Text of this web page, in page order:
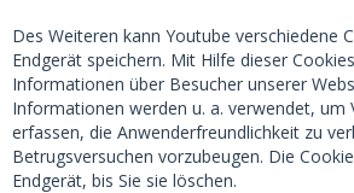
Des Weiteren kann Youtube verschiedene
Endgerät speichern. Mit Hilfe dieser
Informationen über Besucher unserer
Informationen werden u. a. verwendet, um
erfassen, die Anwenderfreundlichkeit zu
Betrugsversuchen vorzubeugen. Die
Endgerät, bis Sie sie löschen.